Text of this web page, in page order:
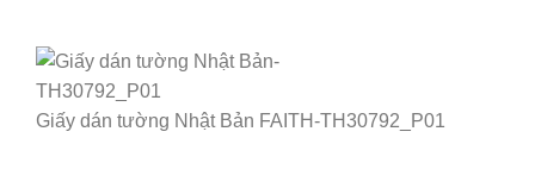
Giấy dán tường Nhật Bản FAITH-TH30792_P01